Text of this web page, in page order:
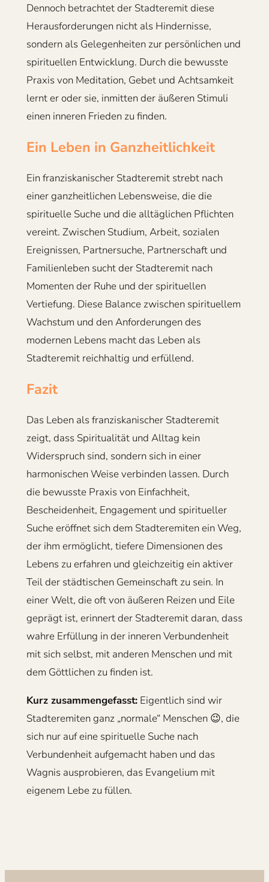
Dennoch betrachtet der Stadteremit diese
Herausforderungen nicht als Hindernisse,
sondern als Gelegenheiten zur persönlichen und
spirituellen Entwicklung. Durch die bewusste
Praxis von Meditation, Gebet und Achtsamkeit
lernt er oder sie, inmitten der äußeren Stimuli
einen inneren Frieden zu finden.
Ein Leben in Ganzheitlichkeit
Ein franziskanischer Stadteremit strebt nach
einer ganzheitlichen Lebensweise, die die
spirituelle Suche und die alltäglichen Pflichten
vereint. Zwischen Studium, Arbeit, sozialen
Ereignissen, Partnersuche, Partnerschaft und
Familienleben sucht der Stadteremit nach
Momenten der Ruhe und der spirituellen
Vertiefung. Diese Balance zwischen spirituellem
Wachstum und den Anforderungen des
modernen Lebens macht das Leben als
Stadteremit reichhaltig und erfüllend.
Fazit
Das Leben als franziskanischer Stadteremit
zeigt, dass Spiritualität und Alltag kein
Widerspruch sind, sondern sich in einer
harmonischen Weise verbinden lassen. Durch
die bewusste Praxis von Einfachheit,
Bescheidenheit, Engagement und spiritueller
Suche eröffnet sich dem Stadteremiten ein Weg,
der ihm ermöglicht, tiefere Dimensionen des
Lebens zu erfahren und gleichzeitig ein aktiver
Teil der städtischen Gemeinschaft zu sein. In
einer Welt, die oft von äußeren Reizen und Eile
geprägt ist, erinnert der Stadteremit daran, dass
wahre Erfüllung in der inneren Verbundenheit
mit sich selbst, mit anderen Menschen und mit
dem Göttlichen zu finden ist.
Kurz zusammengefasst:Eigentlich sind wir
Stadteremiten ganz „normale“ Menschen 😉, die
sich nur auf eine spirituelle Suche nach
Verbundenheit aufgemacht haben und das
Wagnis ausprobieren, das Evangelium mit
eigenem Lebe zu füllen.